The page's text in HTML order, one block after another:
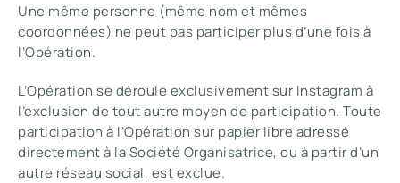
Une même personne (même nom et mêmes
coordonnées) ne peut pas participer plus d’une fois à
l’Opération.
L’Opération se déroule exclusivement sur Instagram à
l’exclusion de tout autre moyen de participation. Toute
participation à l’Opération sur papier libre adressé
directement à la Société Organisatrice, ou à partir d’un
autre réseau social, est exclue.